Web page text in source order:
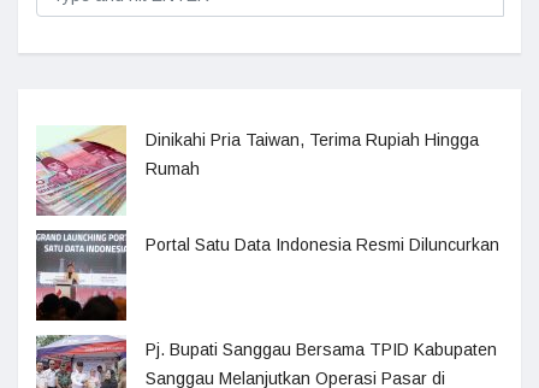
Dinikahi Pria Taiwan, Terima Rupiah Hingga
Rumah
Portal Satu Data Indonesia Resmi Diluncurkan
Pj. Bupati Sanggau Bersama TPID Kabupaten
Sanggau Melanjutkan Operasi Pasar di